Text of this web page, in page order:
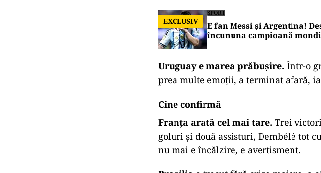
EXCLUSIV
SPORT
E fan Messi și Argentina!
încununa campioană
Uruguay e marea prăbușire. Într-o
prea multe emoții, a terminat afară,
Cine confirmă
Franța arată cel mai tare. Trei
goluri și două assisturi, Dembélé tot
nu mai e încălzire, e avertisment.